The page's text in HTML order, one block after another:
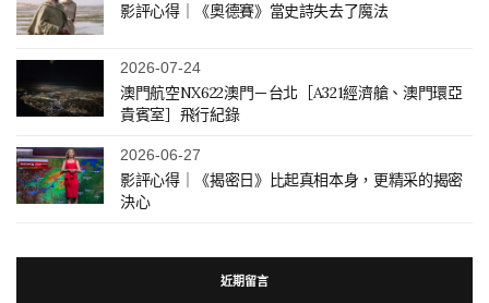
影評心得｜《奧德賽》當史詩失去了魔法
2026-07-24
澳門航空NX622澳門－台北［A321經濟艙、澳門環亞
貴賓室］飛行紀錄
2026-06-27
影評心得｜《揭密日》比起真相本身，更精采的揭密
決心
近期留言